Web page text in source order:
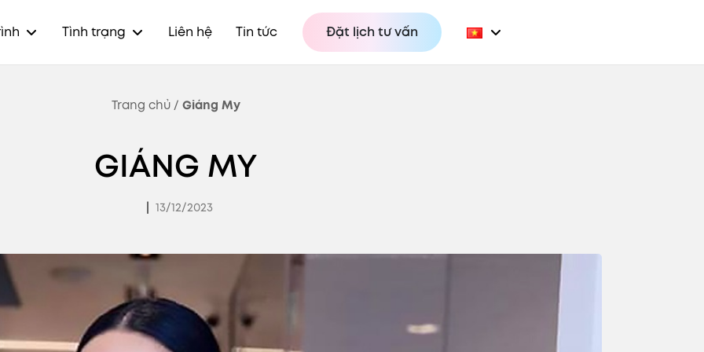
Tình trạng Liên hệ Tin tức Đặt lịch tư vấn
Trang chủ/ Giáng My
GIÁNG MY
| 13/12/2023